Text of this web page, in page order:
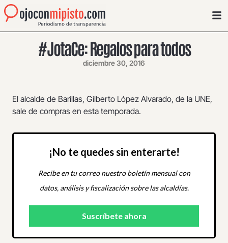
#JotaCe: Regalos para todos
diciembre 30, 2016
El alcalde de Barillas, Gilberto López Alvarado, de la UNE,
sale de compras en esta temporada.
¡No te quedes sin enterarte!
Recibe en tu correo nuestro boletín mensual con
datos, análisis y fiscalización sobre las alcaldías.